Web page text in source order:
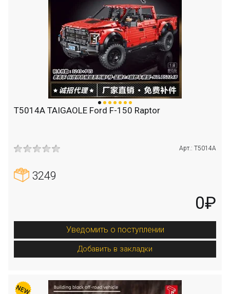
T5014A TAIGAOLE Ford F-150 Raptor
Арт.: T5014A
3249
0₽
Уведомить о поступлении
Добавить в закладки